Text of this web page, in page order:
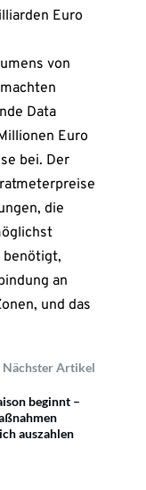
Euro
von
Data
Euro
bei. Der
die
benötigt,
an
und das
Nächster Artikel
beginnt –
auszahlen